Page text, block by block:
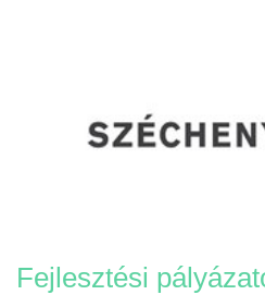
Fejlesztési